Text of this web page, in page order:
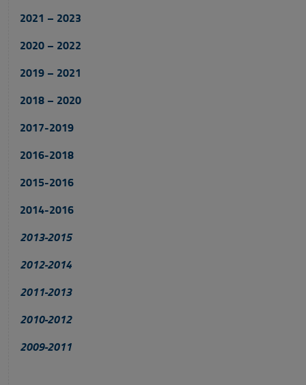
2021 – 2023
2020 – 2022
2019 – 2021
2018 – 2020
2017-2019
2016-2018
2015-2016
2014-2016
2013-2015
2012-2014
2011-2013
2010-2012
2009-2011